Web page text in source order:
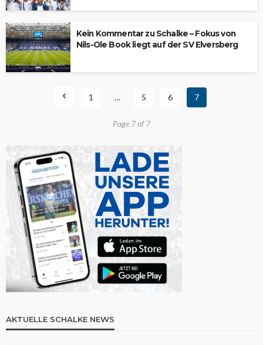
Kein Kommentar zu Schalke – Fokus von
Nils-Ole Book liegt auf der SV Elversberg
1 … 5 6 7
Page 7 of 7
AKTUELLE SCHALKE NEWS